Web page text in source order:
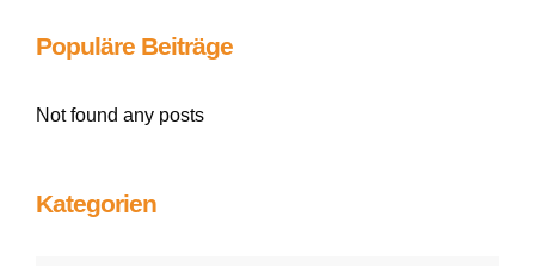
Populäre Beiträge
Not found any posts
Kategorien